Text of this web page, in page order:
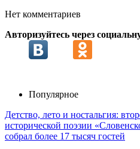
Нет комментариев
Авторизуйтесь через
Популярное
Детство, лето и ностальгия:
исторической поэзии
собрал более 17 тысяч гостей